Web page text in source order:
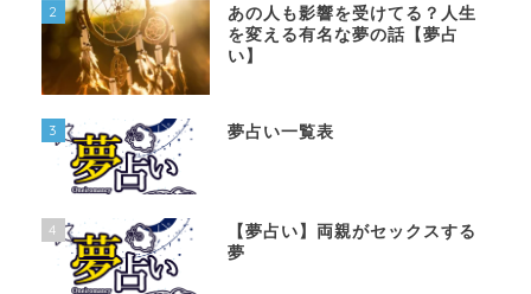
2
あの人も影響を受けてる？人生
を変える有名な夢の話【夢占
い】
3 夢占い一覧表
4
【夢占い】両親がセックスする
夢